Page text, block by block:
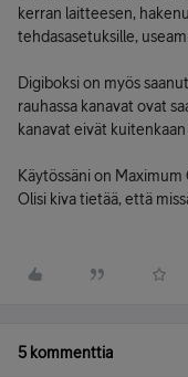
kerran laitteesen,
tehdasasetuksille,
Digiboksi on myös
rauhassa kanavat ovat
kanavat eivät kuitenkaan
Käytössäni on
Olisi kiva tietää, että
5 kommenttia